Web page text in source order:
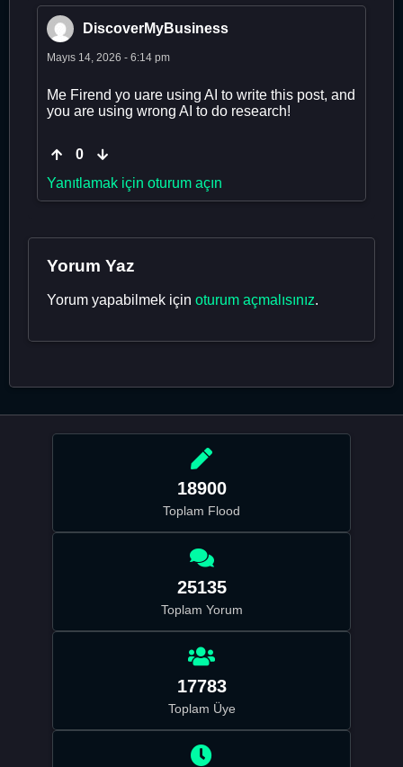
DiscoverMyBusiness
Mayıs 14, 2026 - 6:14 pm
Me Firend yo uare using AI to write this post, and
you are using wrong AI to do research!
0
Yanıtlamak için oturum açın
Yorum Yaz
Yorum yapabilmek için oturum açmalısınız.
18900
Toplam Flood
25135
Toplam Yorum
17783
Toplam Üye